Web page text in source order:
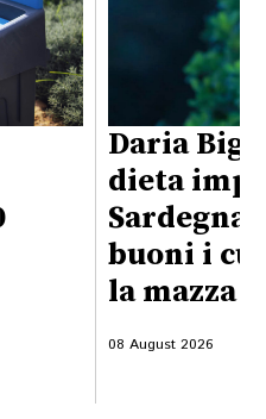
Daria
dieta
Sardegna:
buoni i
la mazza
08 August 2026